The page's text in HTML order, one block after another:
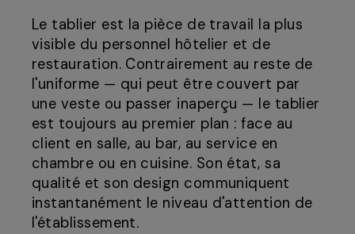
Le tablier est la pièce de travail la plus
visible du personnel hôtelier et de
restauration. Contrairement au reste de
l'uniforme — qui peut être couvert par
une veste ou passer inaperçu — le tablier
est toujours au premier plan : face au
client en salle, au bar, au service en
chambre ou en cuisine. Son état, sa
qualité et son design communiquent
instantanément le niveau d'attention de
l'établissement.